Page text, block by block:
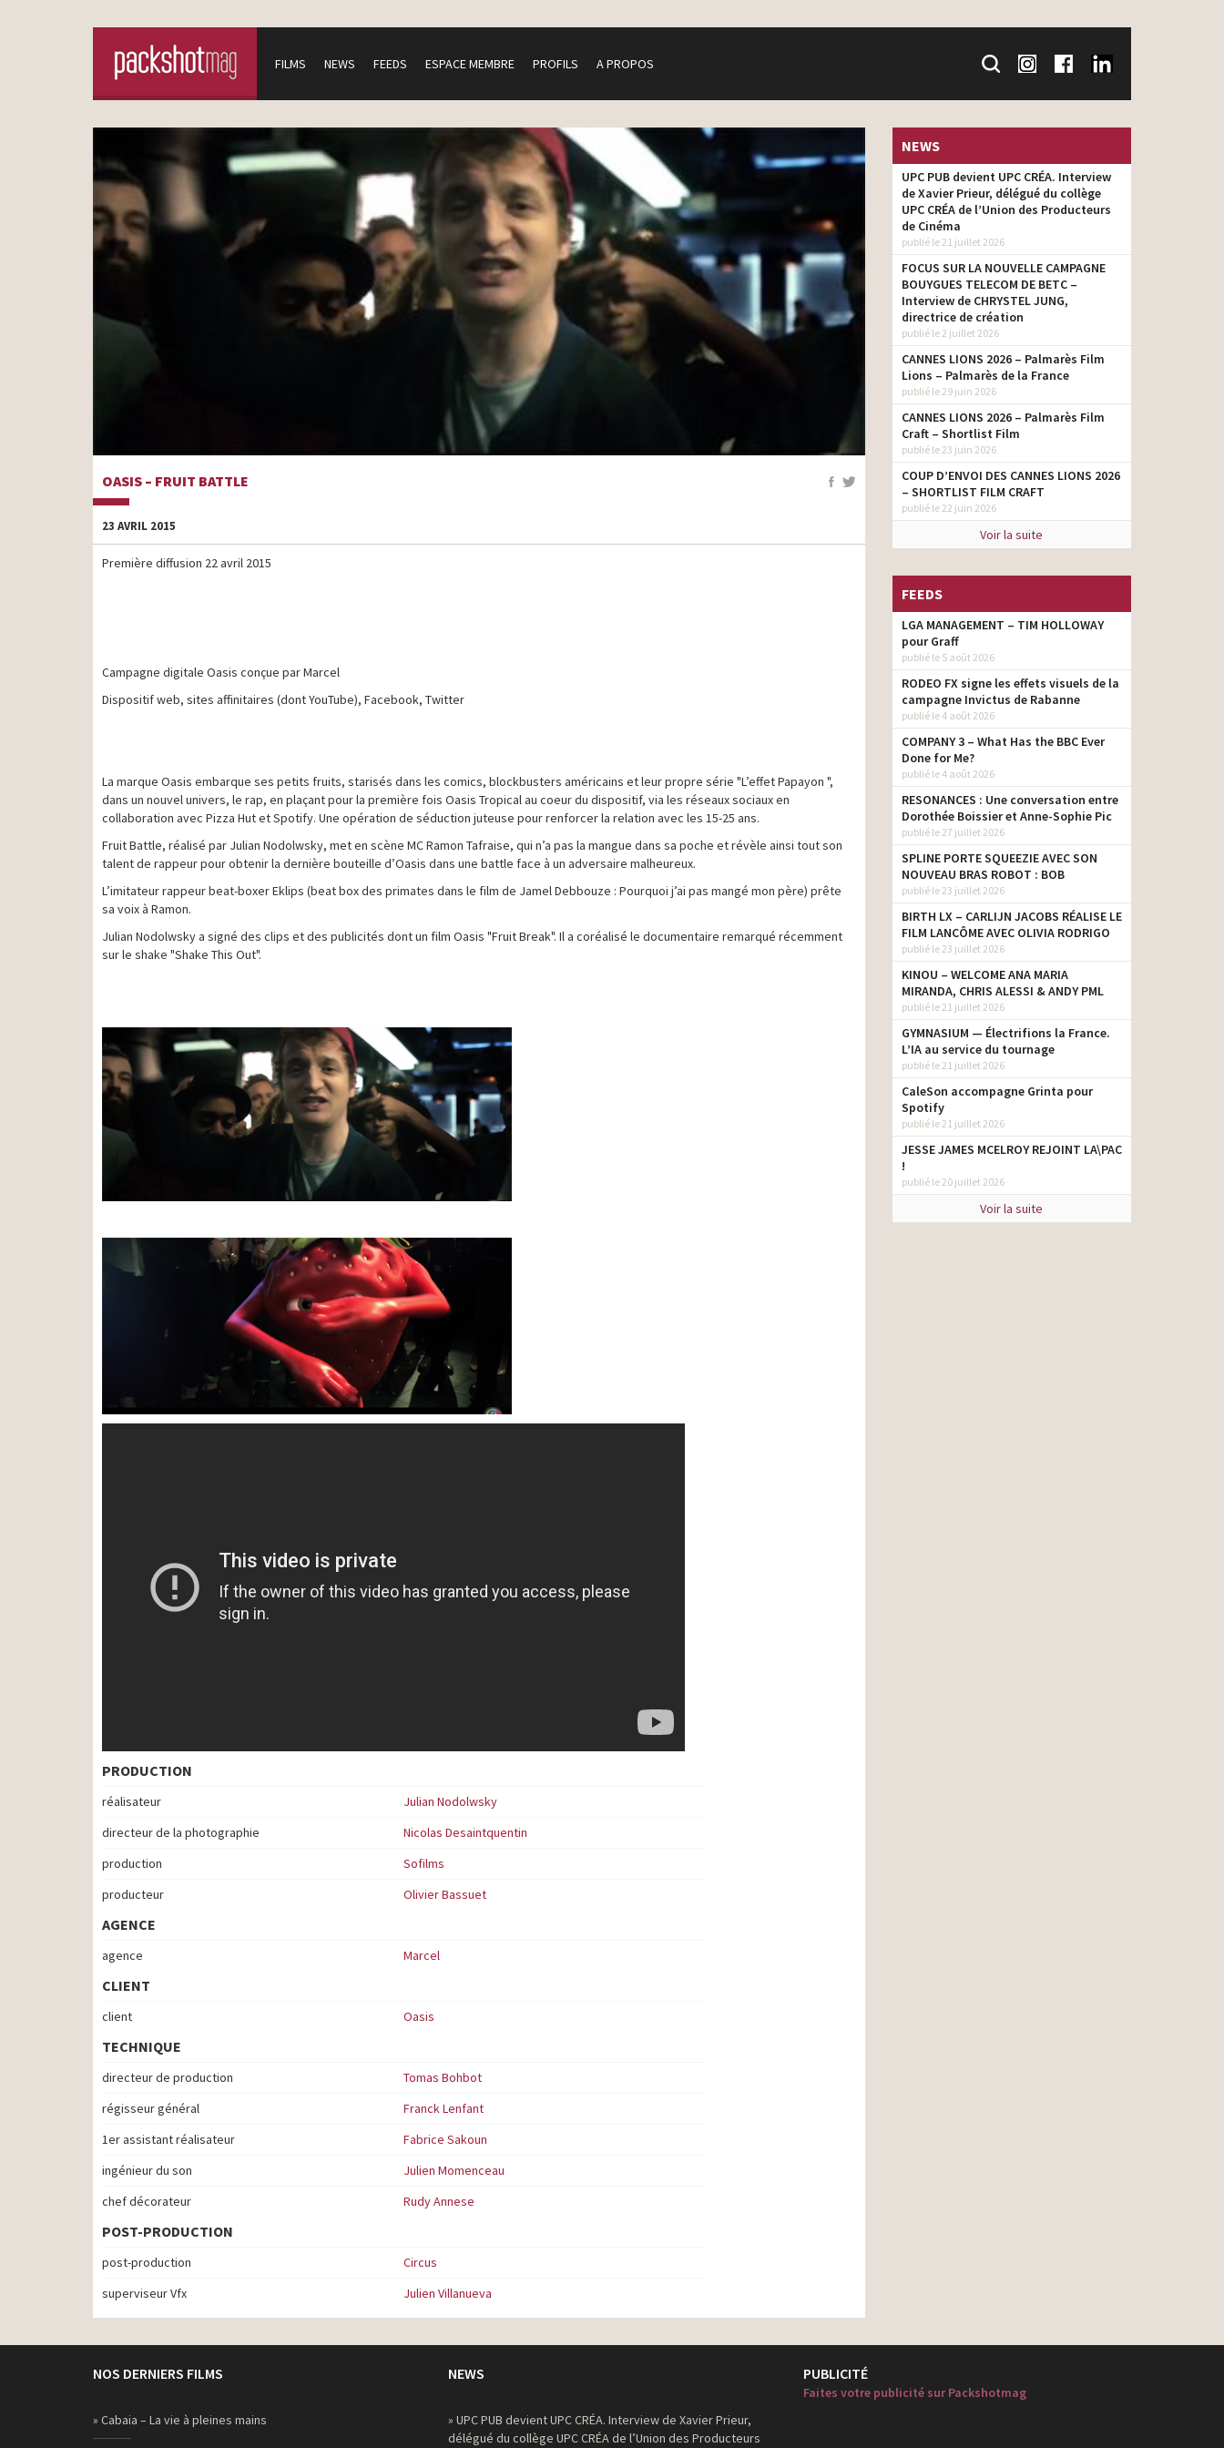
FILMS NEWS FEEDS ESPACE MEMBRE PROFILS A PROPOS
OASIS – FRUIT BATTLE
23 AVRIL 2015
Première diffusion 22 avril 2015
Campagne digitale Oasis conçue par Marcel
Dispositif web, sites affinitaires (dont YouTube), Facebook, Twitter
La marque Oasis embarque ses petits fruits, starisés dans les comics, blockbusters américains et leur propre série "L’effet Papayon ",
dans un nouvel univers, le rap, en plaçant pour la première fois Oasis Tropical au coeur du dispositif, via les réseaux sociaux en
collaboration avec Pizza Hut et Spotify. Une opération de séduction juteuse pour renforcer la relation avec les 15-25 ans.
Fruit Battle, réalisé par Julian Nodolwsky, met en scène MC Ramon Tafraise, qui n’a pas la mangue dans sa poche et révèle ainsi tout son
talent de rappeur pour obtenir la dernière bouteille d’Oasis dans une battle face à un adversaire malheureux.
L’imitateur rappeur beat-boxer Eklips (beat box des primates dans le film de Jamel Debbouze : Pourquoi j’ai pas mangé mon père) prête
sa voix à Ramon.
Julian Nodolwsky a signé des clips et des publicités dont un film Oasis "Fruit Break". Il a coréalisé le documentaire remarqué récemment
sur le shake "Shake This Out".
PRODUCTION
réalisateur
Julian Nodolwsky
directeur de la photographie
Nicolas Desaintquentin
production
Sofilms
producteur
Olivier Bassuet
AGENCE
agence Marcel
CLIENT
client Oasis
TECHNIQUE
directeur de production
Tomas Bohbot
régisseur général
Franck Lenfant
1er assistant réalisateur
Fabrice Sakoun
ingénieur du son
Julien Momenceau
chef décorateur
Rudy Annese
POST-PRODUCTION
post-production
Circus
superviseur Vfx
Julien Villanueva
NEWS
UPC PUB devient UPC CRÉA. Interview
de Xavier Prieur, délégué du collège
UPC CRÉA de l’Union des Producteurs
de Cinéma
publié le 21 juillet 2026
FOCUS SUR LA NOUVELLE CAMPAGNE
BOUYGUES TELECOM DE BETC –
Interview de CHRYSTEL JUNG,
directrice de création
publié le 2 juillet 2026
CANNES LIONS 2026 – Palmarès Film
Lions – Palmarès de la France
publié le 29 juin 2026
CANNES LIONS 2026 – Palmarès Film
Craft – Shortlist Film
publié le 23 juin 2026
COUP D’ENVOI DES CANNES LIONS 2026
– SHORTLIST FILM CRAFT
publié le 22 juin 2026
Voir la suite
FEEDS
LGA MANAGEMENT – TIM HOLLOWAY
pour Graff
publié le 5 août 2026
RODEO FX signe les effets visuels de la
campagne Invictus de Rabanne
publié le 4 août 2026
COMPANY 3 – What Has the BBC Ever
Done for Me?
publié le 4 août 2026
RESONANCES : Une conversation entre
Dorothée Boissier et Anne-Sophie Pic
publié le 27 juillet 2026
SPLINE PORTE SQUEEZIE AVEC SON
NOUVEAU BRAS ROBOT : BOB
publié le 23 juillet 2026
BIRTH LX – CARLIJN JACOBS RÉALISE LE
FILM LANCÔME AVEC OLIVIA RODRIGO
publié le 23 juillet 2026
KINOU – WELCOME ANA MARIA
MIRANDA, CHRIS ALESSI & ANDY PML
publié le 21 juillet 2026
GYMNASIUM — Électrifions la France.
L’IA au service du tournage
publié le 21 juillet 2026
CaleSon accompagne Grinta pour
Spotify
publié le 21 juillet 2026
JESSE JAMES MCELROY REJOINT LA\PAC
!
publié le 20 juillet 2026
Voir la suite
NOS DERNIERS FILMS
» Cabaia – La vie à pleines mains
NEWS
» UPC PUB devient UPC CRÉA. Interview de Xavier Prieur,
délégué du collège UPC CRÉA de l’Union des Producteurs
PUBLICITÉ
Faites votre publicité sur Packshotmag